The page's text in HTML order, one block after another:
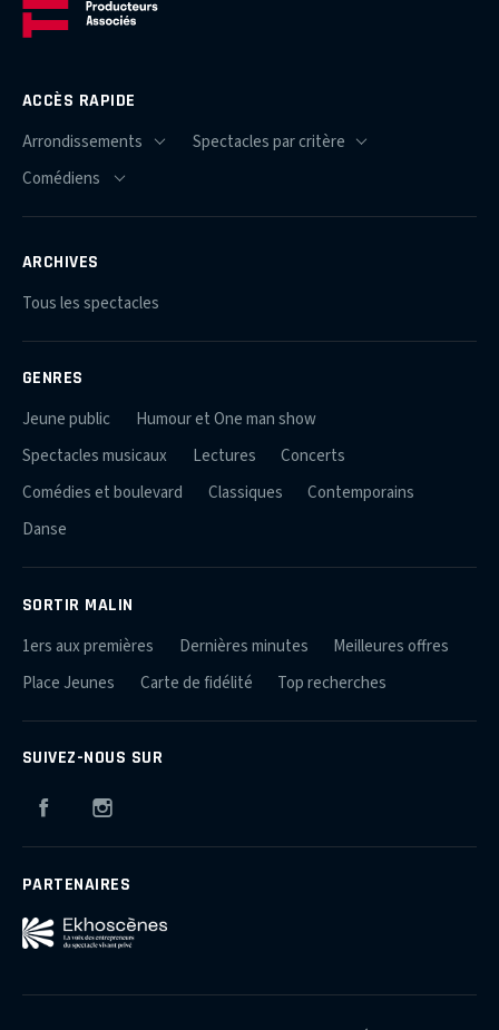
ACCÈS RAPIDE
ARCHIVES
Tous les spectacles
GENRES
Jeune public
Humour et One man show
Spectacles musicaux
Lectures
Concerts
Comédies et boulevard
Classiques
Contemporains
Danse
SORTIR MALIN
1ers aux premières Dernières minutes
Meilleures offres
Place Jeunes
Carte de fidélité Top recherches
SUIVEZ-NOUS SUR
Facebook
PARTENAIRES